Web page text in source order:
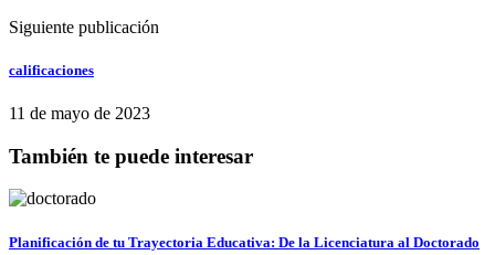
Siguiente publicación
calificaciones
11 de mayo de 2023
También te puede interesar
Planificación de tu Trayectoria Educativa: De la Licenciatura al Doctorado